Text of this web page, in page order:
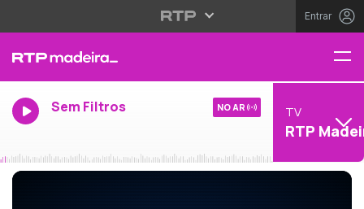
Entrar
Sem Filtros NO AR TV
RTP